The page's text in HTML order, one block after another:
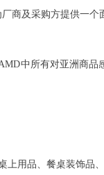
商及采购方提供一
中所有对亚洲商
用品、餐桌装饰品